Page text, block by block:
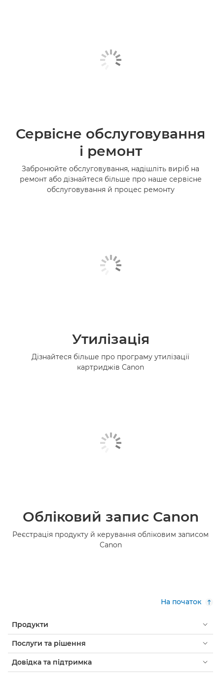
Сервісне обслуговування
і ремонт
Забронюйте обслуговування, надішліть виріб на
ремонт або дізнайтеся більше про наше сервісне
обслуговування й процес ремонту
Утилізація
Дізнайтеся більше про програму утилізації
картриджів Canon
Обліковий запис Canon
Реєстрація продукту й керування обліковим записом
Canon
На початок
Продукти
Послуги та рішення
Довідка та підтримка